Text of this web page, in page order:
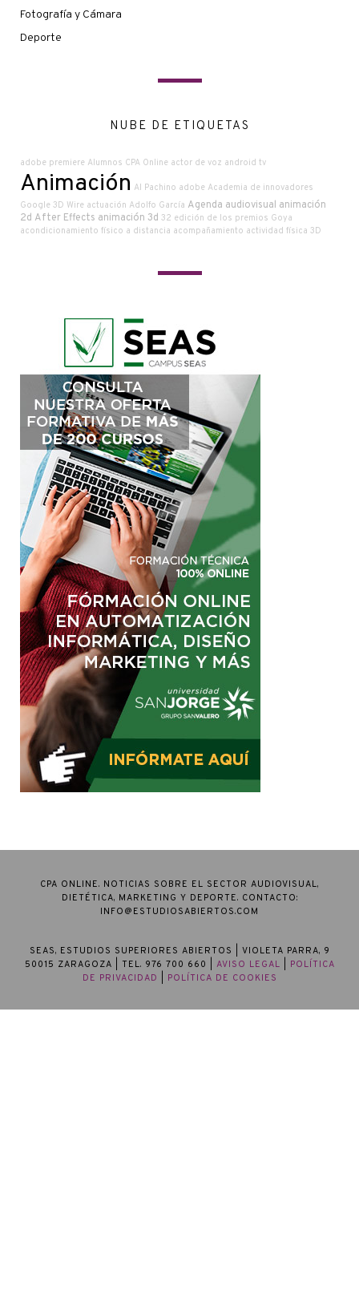
Fotografía y Cámara
Deporte
NUBE DE ETIQUETAS
adobe premiere Alumnos CPA Online actor de voz android tv
Animación Al Pachino adobe Academia de innovadores
Google 3D Wire actuación Adolfo García Agenda audiovisual animación
2d After Effects animación 3d 32 edición de los premios Goya
acondicionamiento físico a distancia acompañamiento actividad física 3D
CPA ONLINE. NOTICIAS SOBRE EL SECTOR AUDIOVISUAL,
DIETÉTICA, MARKETING Y DEPORTE. CONTACTO:
INFO@ESTUDIOSABIERTOS.COM
SEAS, ESTUDIOS SUPERIORES ABIERTOS
| VIOLETA PARRA, 9
50015 ZARAGOZA | TEL. 976 700 660 | AVISO LEGAL
POLÍTICA
DE PRIVACIDAD
POLÍTICA DE COOKIES